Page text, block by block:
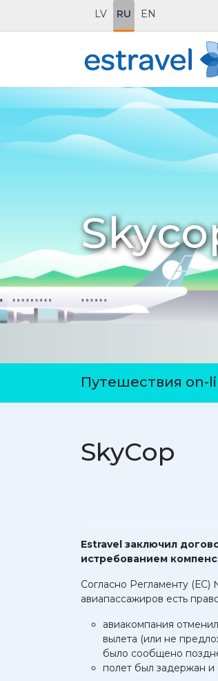
LV RU EN
Путешествия on-
SkyCop
Estravel заключил
истребованием
Согласно Регламенту
авиапассажиров есть
авиакомпания
вылета (или не
было сообщено
полет был задержан и